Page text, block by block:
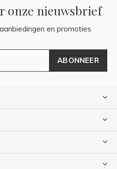
onze nieuwsbrief
en promoties
ABONNEER